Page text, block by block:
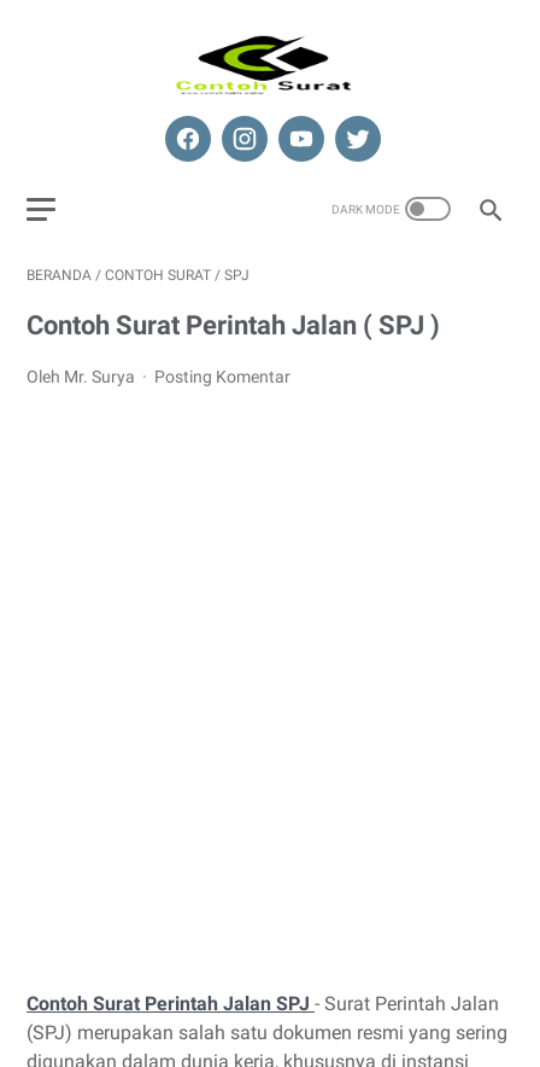
BERANDA / CONTOH SURAT / SPJ
Contoh Surat Perintah Jalan ( SPJ )
Oleh Mr. Surya Posting Komentar
Contoh Surat Perintah Jalan SPJ - Surat Perintah Jalan
(SPJ) merupakan salah satu dokumen resmi yang sering
digunakan dalam dunia kerja, khususnya di instansi